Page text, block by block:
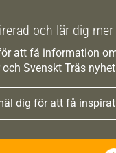
och lär dig
att få information
Svenskt Träs
dig för att få